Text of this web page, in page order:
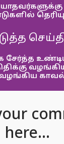
சேர்த்த
வழங்கிய
here...